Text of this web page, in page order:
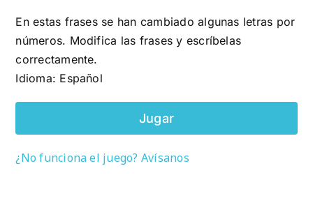
En estas frases se han cambiado algunas letras por
números. Modifica las frases y escríbelas
correctamente.
Idioma: Español
Jugar
¿No funciona el juego? Avísanos